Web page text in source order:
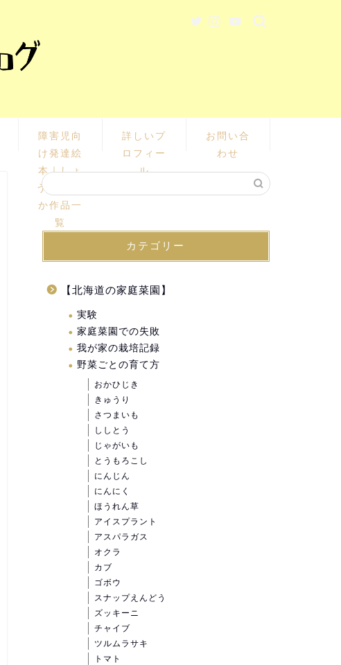
障害児向
け発達絵
本｜しょ
うじ あい
か作品一
覧
詳しいプ
ロフィー
ル
お問い合
わせ
カテゴリー
【北海道の家庭菜園】
実験
家庭菜園での失敗
我が家の栽培記録
野菜ごとの育て方
おかひじき
きゅうり
さつまいも
ししとう
じゃがいも
とうもろこし
にんじん
にんにく
ほうれん草
アイスプラント
アスパラガス
オクラ
カブ
ゴボウ
スナップえんどう
ズッキーニ
チャイブ
ツルムラサキ
トマト